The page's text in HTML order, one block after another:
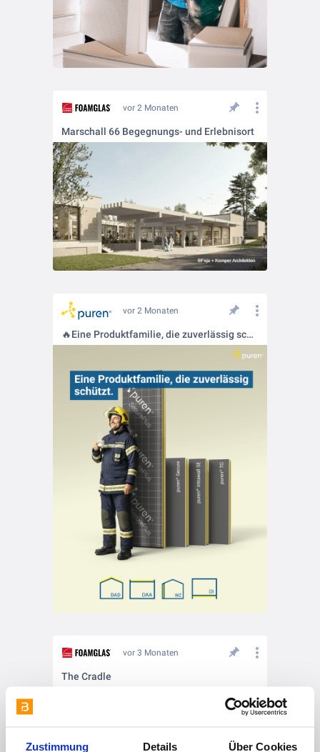
Zustimmung Details Über Cookies
vor 2 Monaten
Marschall 66 Begegnungs- und Erlebnisort
vor 2 Monaten
🔥Eine Produktfamilie, die zuverlässig schützt: Unsere brandhemmende Produktfamilie schützt zuverlässig von der Tiefgarage bis zum Dach
vor 3 Monaten
The Cradle